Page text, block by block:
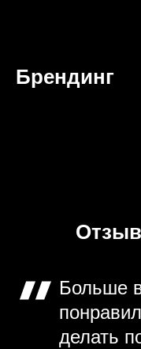
Брендинг
Больше
делать